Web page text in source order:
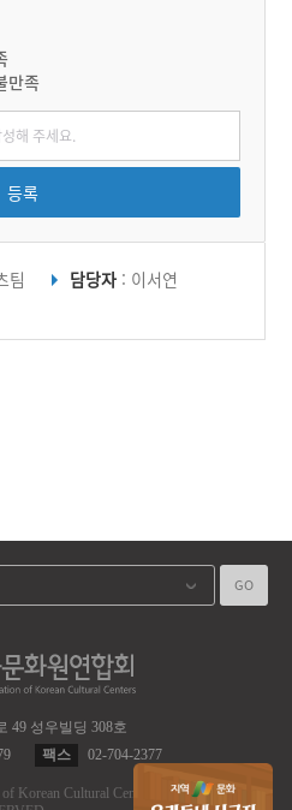
만족
등록
팀 담당자 : 이서연
49 성우빌딩 308호
팩스 02-704-2377
Korean Cultural Centers.
ALL RIGHT RES
GO